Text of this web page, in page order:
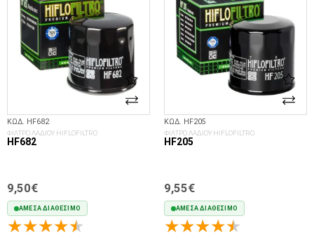
ΚΩΔ. HF682
ΦΙΛΤΡΟ ΛΑΔΙΟΥ HIFLOFILTRO
HF682
9,50€
ΆΜΕΣΑ ΔΙΑΘΈΣΙΜΟ
ΚΩΔ. HF205
ΦΙΛΤΡΟ ΛΑΔΙΟΥ HIFLOFILTRO
HF205
9,55€
ΆΜΕΣΑ ΔΙΑΘΈΣΙΜΟ